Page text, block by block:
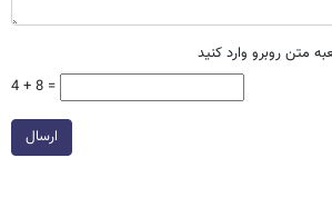
متن روبرو وارد کنید
4 + 8 =
ارسال